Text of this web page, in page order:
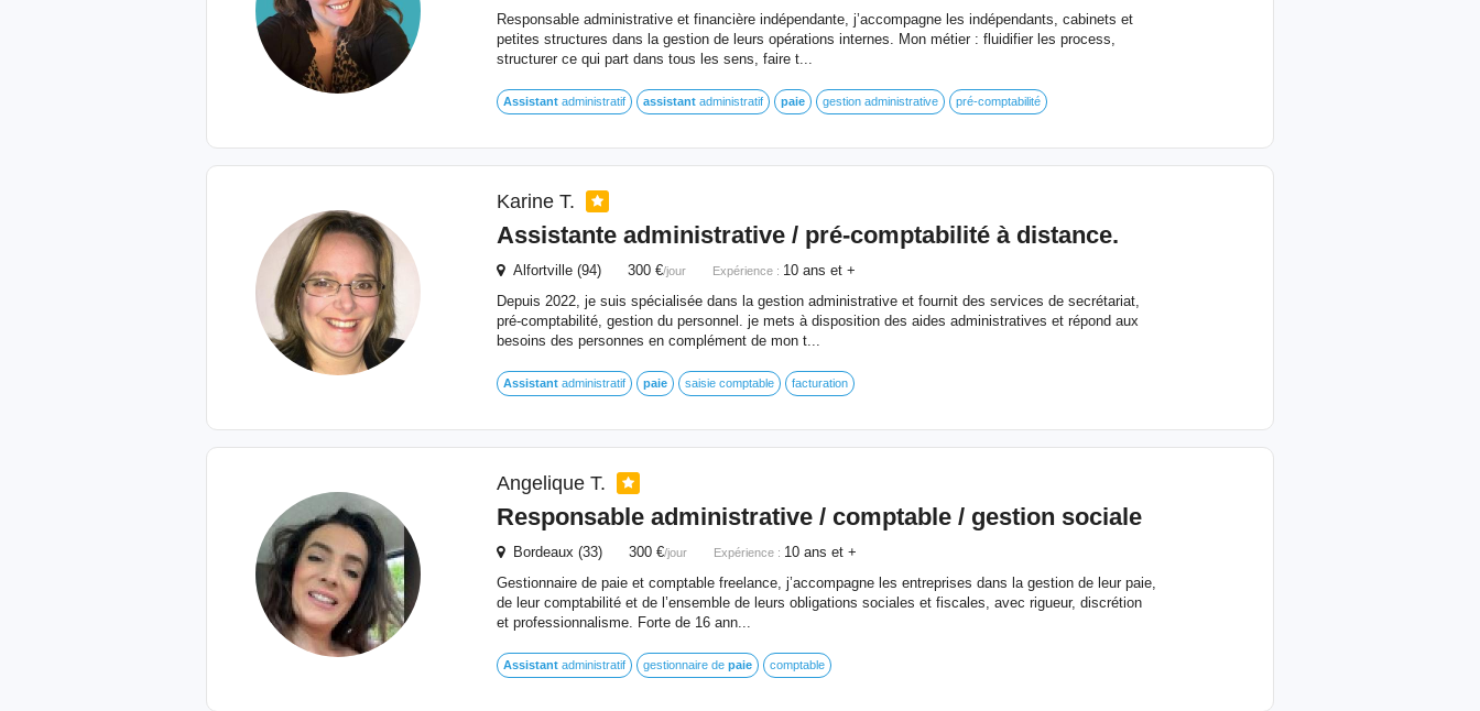
Responsable administrative et financière indépendante, j’accompagne les indépendants, cabinets et
petites structures dans la gestion de leurs opérations internes. Mon métier : fluidifier les process,
structurer ce qui part dans tous les sens, faire t...
Assistantadministratif assistantadministratif paie gestion administrative pré-comptabilité
Karine T.
Assistante administrative / pré-comptabilité à distance.
Alfortville (94) 300 €/jour Expérience : 10 ans et +
Depuis 2022, je suis spécialisée dans la gestion administrative et fournit des services de secrétariat,
pré-comptabilité, gestion du personnel. je mets à disposition des aides administratives et répond aux
besoins des personnes en complément de mon t...
Assistantadministratif paie saisie comptable facturation
Angelique T.
Responsable administrative / comptable / gestion sociale
Bordeaux (33) 300 €/jour Expérience : 10 ans et +
Gestionnaire de paie et comptable freelance, j’accompagne les entreprises dans la gestion de leur paie,
de leur comptabilité et de l’ensemble de leurs obligations sociales et fiscales, avec rigueur, discrétion
et professionnalisme. Forte de 16 ann...
Assistantadministratif gestionnaire de paie comptable